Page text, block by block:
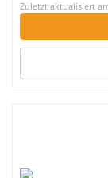
Zuletzt aktualisiert